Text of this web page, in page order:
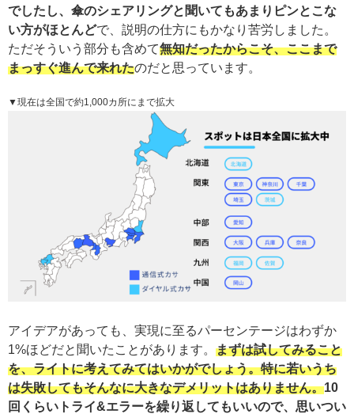
でしたし、傘のシェアリングと聞いてもあまりピンとこな
い方がほとんどで、説明の仕方にもかなり苦労しました。
ただそういう部分も含めて無知だったからこそ、ここまで
まっすぐ進んで来れたのだと思っています。
▼現在は全国で約1,000カ所にまで拡大
アイデアがあっても、実現に至るパーセンテージはわずか
1%ほどだと聞いたことがあります。 まずは試してみること
を、ライトに考えてみてはいかがでしょう。特に若いうち
は失敗してもそんなに大きなデメリットはありません。10
回くらいトライ&エラーを繰り返してもいいので、思いつい